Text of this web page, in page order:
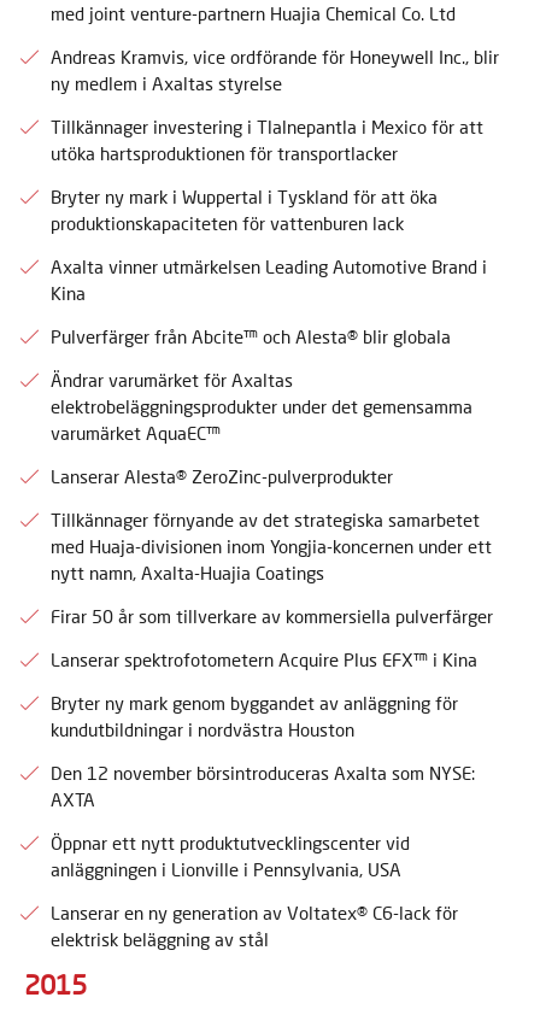
med joint venture-partnern Huajia Chemical Co. Ltd
Andreas Kramvis, vice ordförande för Honeywell Inc., blir
ny medlem i Axaltas styrelse
Tillkännager investering i Tlalnepantla i Mexico för att
utöka hartsproduktionen för transportlacker
Bryter ny mark i Wuppertal i Tyskland för att öka
produktionskapaciteten för vattenburen lack
Axalta vinner utmärkelsen Leading Automotive Brand i
Kina
Pulverfärger från Abcite™ och Alesta® blir globala
Ändrar varumärket för Axaltas
elektrobeläggningsprodukter under det gemensamma
varumärket AquaEC™
Lanserar Alesta® ZeroZinc-pulverprodukter
Tillkännager förnyande av det strategiska samarbetet
med Huaja-divisionen inom Yongjia-koncernen under ett
nytt namn, Axalta-Huajia Coatings
Firar 50 år som tillverkare av kommersiella pulverfärger
Lanserar spektrofotometern Acquire Plus EFX™ i Kina
Bryter ny mark genom byggandet av anläggning för
kundutbildningar i nordvästra Houston
Den 12 november börsintroduceras Axalta som NYSE:
AXTA
Öppnar ett nytt produktutvecklingscenter vid
anläggningen i Lionville i Pennsylvania, USA
Lanserar en ny generation av Voltatex® C6-lack för
elektrisk beläggning av stål
2015